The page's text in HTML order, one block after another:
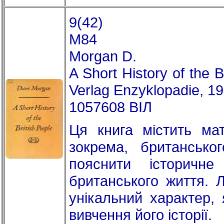
9(42)
M84
Morgan D.
A Short History of the
Verlag Enzyklopadie,
1057608 ВІЛ
Ця книга містить
зокрема,
пояснити
британського
унікальний
вивчення його історії.